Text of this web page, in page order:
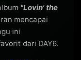
"Lovin' the
mencapai
ini
dari DAY6.